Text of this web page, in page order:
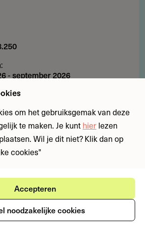
-september 2026
Kunst, cultuur en media Ondernemen en
in het Caribisch
talent op Aruba, Curaçao, Sint
Eustatius of Saba? Deze
om het gebruiksgemak van deze
te maken. Je kunt hier lezen
Wil je dit niet? Klik dan op
cookies"
Accepteren
noodzakelijke cookies